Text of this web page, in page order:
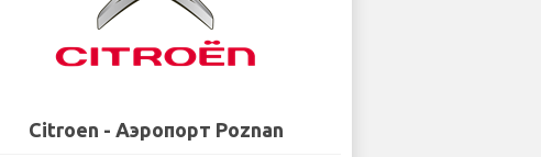
Citroen - Аэропорт Poznan